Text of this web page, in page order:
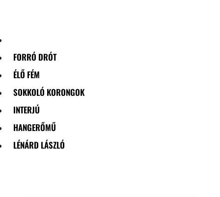
FORRÓ DRÓT
ÉLŐ FÉM
SOKKOLÓ KORONGOK
INTERJÚ
HANGERŐMŰ
LÉNÁRD LÁSZLÓ